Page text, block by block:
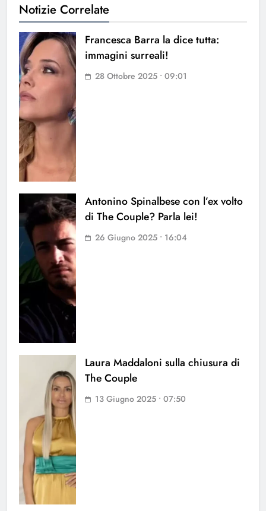
Notizie Correlate
Francesca Barra la dice tutta:
immagini surreali!
28 Ottobre 2025 • 09:01
Antonino Spinalbese con l’ex volto
di The Couple? Parla lei!
26 Giugno 2025 • 16:04
Laura Maddaloni sulla chiusura di
The Couple
13 Giugno 2025 • 07:50